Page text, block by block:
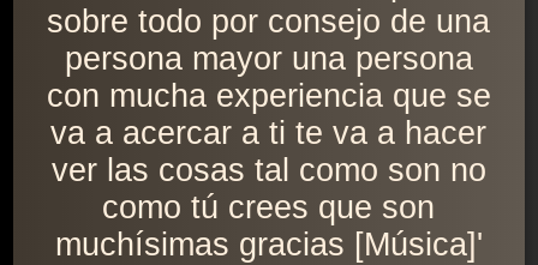
sobre todo por consejo de una
persona mayor una persona
con mucha experiencia que se
va a acercar a ti te va a hacer
ver las cosas tal como son no
como tú crees que son
muchísimas gracias [Música]'